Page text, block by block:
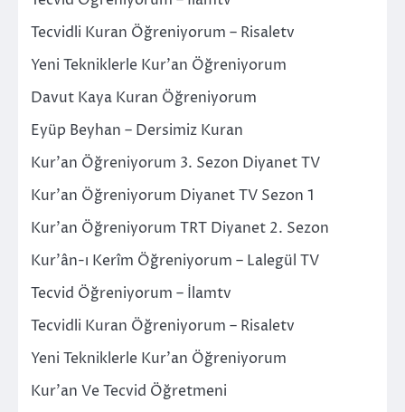
Tecvidli Kuran Öğreniyorum – Risaletv
Yeni Tekniklerle Kur’an Öğreniyorum
Davut Kaya Kuran Öğreniyorum
Eyüp Beyhan – Dersimiz Kuran
Kur’an Öğreniyorum 3. Sezon Diyanet TV
Kur’an Öğreniyorum Diyanet TV Sezon 1
Kur’an Öğreniyorum TRT Diyanet 2. Sezon
Kur’ân-ı Kerîm Öğreniyorum – Lalegül TV
Tecvid Öğreniyorum – İlamtv
Tecvidli Kuran Öğreniyorum – Risaletv
Yeni Tekniklerle Kur’an Öğreniyorum
Kur’an Ve Tecvid Öğretmeni